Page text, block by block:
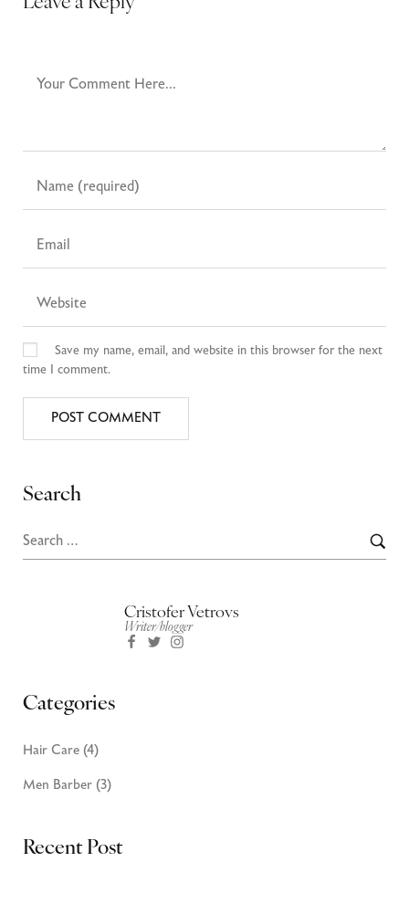
Save my name, email, and website in this browser for the next
time I comment.
Search
Cristofer Vetrovs
Writer/blogger
Categories
Hair Care (4)
Men Barber (3)
Recent Post